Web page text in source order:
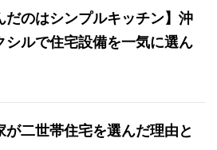
だのはシンプルキッチン】沖
シルで住宅設備を一気に選ん
が二世帯住宅を選んだ理由と